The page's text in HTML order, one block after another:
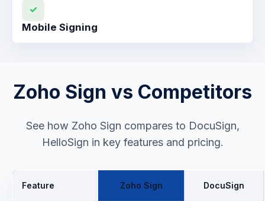
✓
Mobile Signing
Zoho Sign vs Competitors
See how Zoho Sign compares to DocuSign,
HelloSign in key features and pricing.
Feature Zoho Sign DocuSign